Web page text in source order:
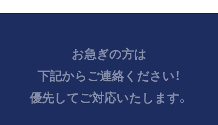
お急ぎの方は
下記からご連絡ください！
優先してご対応いたします。